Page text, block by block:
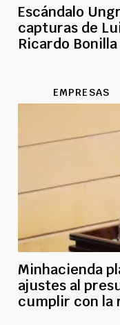
Escándalo
capturas de
Ricardo Bonilla
EMPRESAS
Minhacienda
ajustes al
cumplir con la